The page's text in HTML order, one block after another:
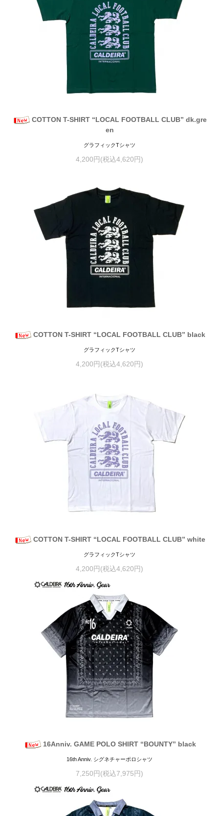
COTTON T-SHIRT “LOCAL FOOTBALL CLUB” dk.gre
en
グラフィックTシャツ
4,200円(税込4,620円)
COTTON T-SHIRT “LOCAL FOOTBALL CLUB” black
グラフィックTシャツ
4,200円(税込4,620円)
COTTON T-SHIRT “LOCAL FOOTBALL CLUB” white
グラフィックTシャツ
4,200円(税込4,620円)
16Anniv. GAME POLO SHIRT “BOUNTY” black
16th Anniv. シグネチャーポロシャツ
7,250円(税込7,975円)